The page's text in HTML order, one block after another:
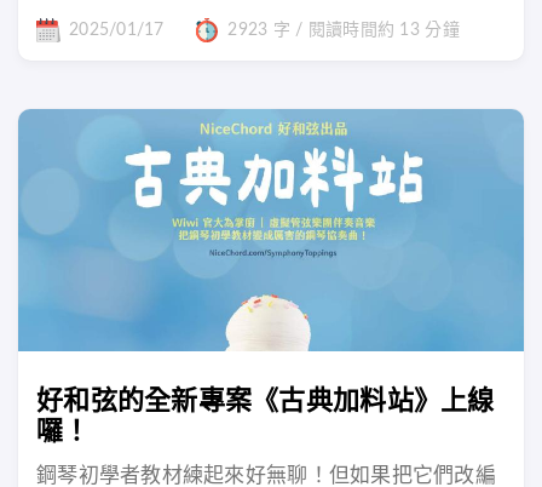
2025/01/17 2923 字 / 閱讀時間約 13 分鐘
好和弦的全新專案《古典加料站》上線
囉！
鋼琴初學者教材練起來好無聊！但如果把它們改編